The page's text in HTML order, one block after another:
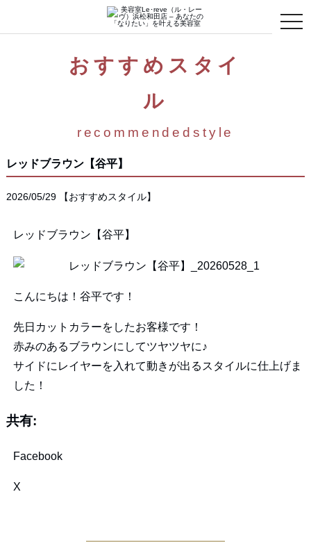
toggle
おすすめスタイ
ル
recommendedstyle
レッドブラウン【谷平】
2026/05/29 【おすすめスタイル】
レッドブラウン【谷平】
こんにちは！谷平です！
先日カットカラーをしたお客様です！
赤みのあるブラウンにしてツヤツヤに♪
サイドにレイヤーを入れて動きが出るスタイルに仕上げま
した！
共有:
Facebook
X